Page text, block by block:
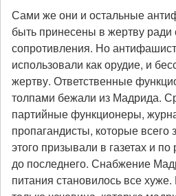
Сами же они и остальные
быть принесены в жертву ради
сопротивления. Но
использовали как орудие, и
жертву. Ответственные
толпами бежали из Мадрида.
партийные функционеры,
пропагандисты, которые всего
этого призывали в газетах и
до последнего. Снабжение
питания становилось все